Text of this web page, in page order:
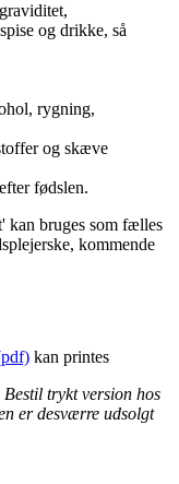
og drikke, så
rygning,
og skæve
fødslen.
kan bruges som fælles
kommende
kan printes
trykt version hos
er desværre udsolgt